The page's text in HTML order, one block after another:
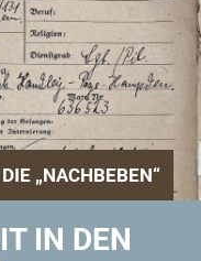
„NACHBEBEN“
IN DEN